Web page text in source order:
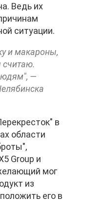
Ведь их
ситуации.
и макароны,
считаю.
—
в
области
Group и
мог
из
его в